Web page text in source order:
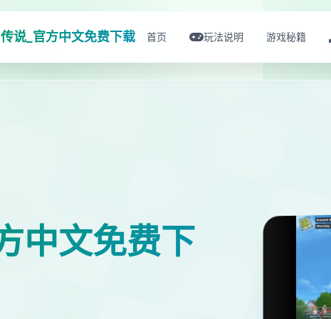
说_官方中文免费下载 首页 玩法说明 游戏秘籍
中文免费下